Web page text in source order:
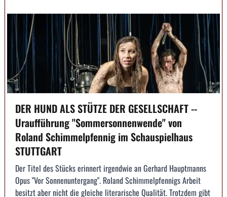
DER HUND ALS STÜTZE DER GESELLSCHAFT --
Uraufführung "Sommersonnenwende" von
Roland Schimmelpfennig im Schauspielhaus
STUTTGART
Der Titel des Stücks erinnert irgendwie an Gerhard Hauptmanns
Opus "Vor Sonnenuntergang". Roland Schimmelpfennigs Arbeit
besitzt aber nicht die gleiche literarische Qualität. Trotzdem gibt